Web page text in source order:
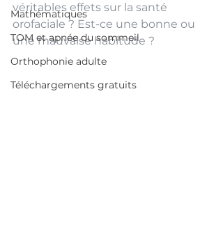
Mathématiques
TOM et apnée du sommeil
Orthophonie adulte
Téléchargements gratuits
véritables effets sur la santé
orofaciale ? Est-ce une bonne ou
une mauvaise habitude ?